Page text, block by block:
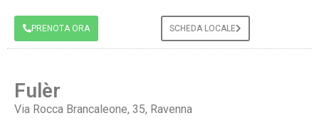
PRENOTA ORA SCHEDA LOCALE
Fulèr
Via Rocca Brancaleone, 35, Ravenna